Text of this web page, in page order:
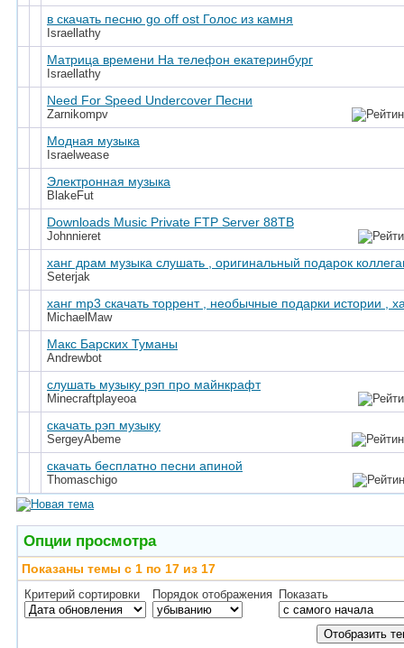
в скачать песню go off ost Голос из камня
Israellathy
Матрица времени На телефон екатеринбург
Israellathy
Need For Speed Undercover Песни
Zarnikompv
Модная музыка
Israelwease
Электронная музыка
BlakeFut
Downloads Music Private FTP Server 88TB
Johnnieret
ханг драм музыка слушать , оригинальный подарок
Seterjak
ханг mp3 скачать торрент , необычные подарки истории ,
MichaelMaw
Макс Барских Туманы
Andrewbot
слушать музыку рэп про майнкрафт
Minecraftplayeoa
скачать рэп музыку
SergeyAbeme
скачать бесплатно песни апиной
Thomaschigo
Опции просмотра
Показаны темы с 1 по 17 из 17
Критерий сортировки Порядок отображения Показать